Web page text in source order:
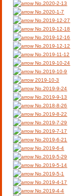
お問合せ
No.2020-2-13
No.2020-1-7
No.2019-12-27
No.2019-12-18
No.2019-12-16
No.2019-12-12
No.2019-11-12
No.2019-10-24
No.2019-10-9
2019-10-3
No.2019-9-24
No.2019-9-13
No.2018-8-26
No.2019-8-22
No.2019-7-29
No.2019-7-17
No.2019-6-21
No.2019-6-4
No.2019-5-29
No.2019-5-14
No.2019-5-1
No.2019-4-17
No.2019-4-4